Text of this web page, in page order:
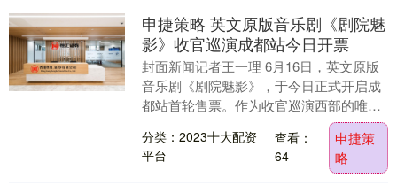
申捷策略 英文原版音乐剧《剧院魅
影》收官巡演成都站今日开票
封面新闻记者王一理 6月16日，英文原版
音乐剧《剧院魅影》，于今日正式开启成
都站首轮售票。作为收官巡演西部的唯一
一站，本轮演出定档2026年9月15日至20
日，....
分类：2023十大配资
平台
查看：
64
申捷策
略